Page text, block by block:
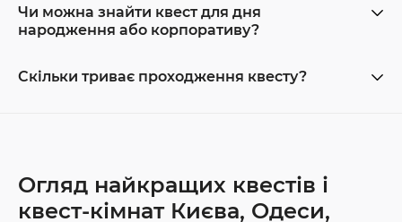
Чи можна знайти квест для дня
народження або корпоративу?
Скільки триває проходження квесту?
Огляд найкращих квестів і
квест-кімнат Києва, Одеси,